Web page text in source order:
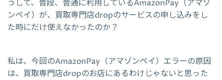
うして、普段、普通に利用しているAmazonPay（アマゾ
ンペイ）が、買取専門店dropのサービスの申し込みをし
た時にだけ使えなかったのか？
私は、今回のAmazonPay（アマゾンペイ）エラーの原因
は、買取専門店dropのお店にあるわけじゃないと思った